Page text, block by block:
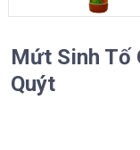
Mứt Sinh Tố
Quýt